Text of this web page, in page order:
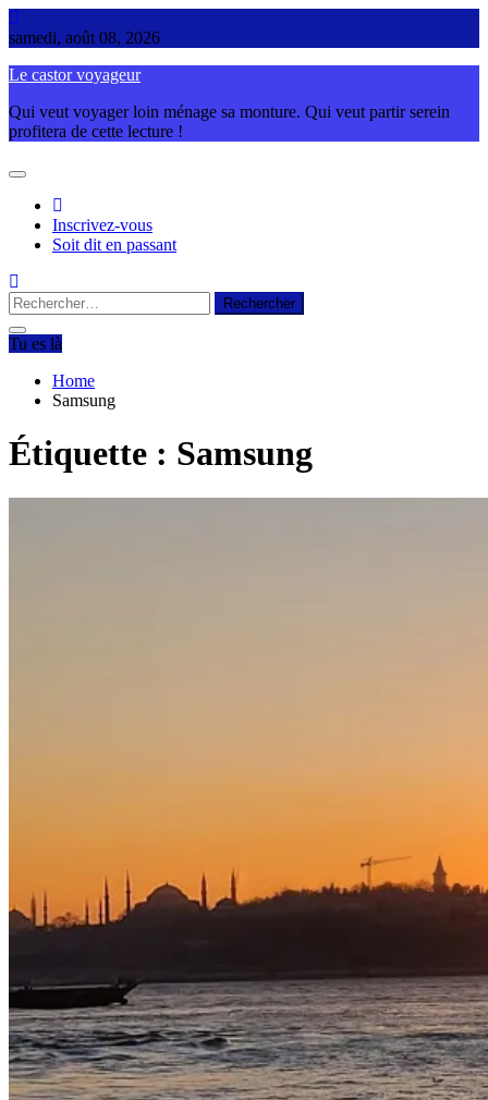
Skip
to
samedi, août 08, 2026
Le castor voyageur
Qui veut voyager loin ménage sa monture. Qui veut partir serein
profitera de cette lecture !
Inscrivez-vous
Soit dit en passant
Rechercher :
Tu es là
Home
Samsung
Étiquette : Samsung